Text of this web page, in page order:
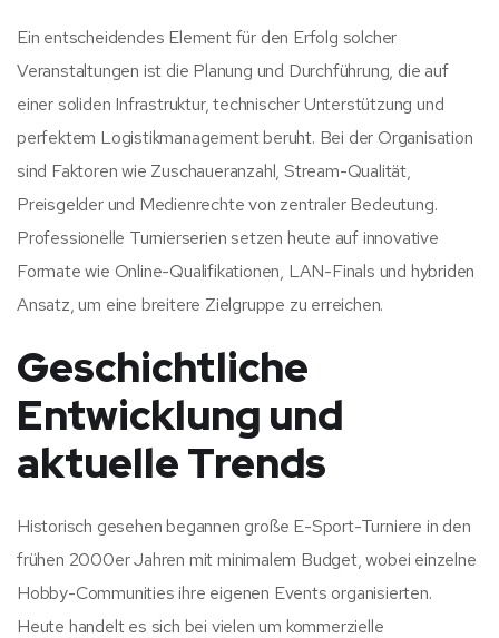
Ein entscheidendes Element für den Erfolg solcher
Veranstaltungen ist die Planung und Durchführung, die auf
einer soliden Infrastruktur, technischer Unterstützung und
perfektem Logistikmanagement beruht. Bei der Organisation
sind Faktoren wie Zuschaueranzahl, Stream-Qualität,
Preisgelder und Medienrechte von zentraler Bedeutung.
Professionelle Turnierserien setzen heute auf innovative
Formate wie Online-Qualifikationen, LAN-Finals und hybriden
Ansatz, um eine breitere Zielgruppe zu erreichen.
Geschichtliche
Entwicklung und
aktuelle Trends
Historisch gesehen begannen große E-Sport-Turniere in den
frühen 2000er Jahren mit minimalem Budget, wobei einzelne
Hobby-Communities ihre eigenen Events organisierten.
Heute handelt es sich bei vielen um kommerzielle